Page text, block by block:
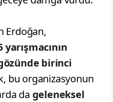
Erdoğan,
yarışmacının
birinci
bu organizasyonun
da geleneksel